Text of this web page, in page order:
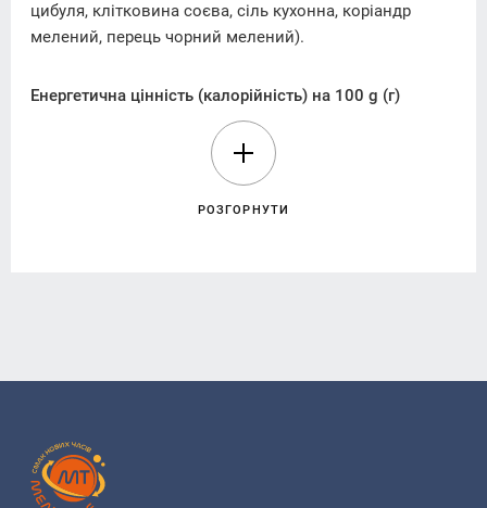
цибуля, клітковина соєва, сіль кухонна, коріандр
мелений, перець чорний мелений).
Енергетична цінність (калорійність) на 100 g (г)
942,31 kJ/кДж (225,2 kcal/ккал).
Поживна( харчова) цінність в 100 g (г) продукту
Без ГМО
РОЗГОРНУТИ